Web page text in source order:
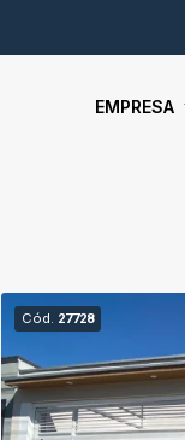
EMPRESA
Cód. 27728